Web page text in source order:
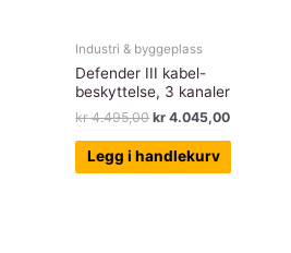
Industri & byggeplass
Defender III kabel-
beskyttelse, 3 kanaler
kr4.495,00Opprinnelig
var:
kr 4.495,00.
kr 4.045,00
kr
Legg i handlekurv